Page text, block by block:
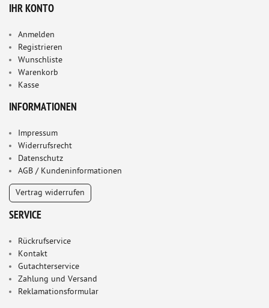
IHR KONTO
Anmelden
Registrieren
Wunschliste
Warenkorb
Kasse
INFORMATIONEN
Impressum
Widerrufsrecht
Datenschutz
AGB / Kundeninformationen
Vertrag widerrufen
SERVICE
Rückrufservice
Kontakt
Gutachterservice
Zahlung und Versand
Reklamationsformular